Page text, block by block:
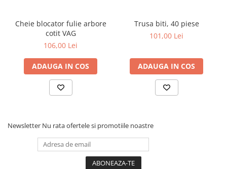
Cheie blocator fulie arbore
cotit VAG
106,00 Lei
ADAUGA IN COS
Trusa biti, 40 piese
101,00 Lei
ADAUGA IN COS
Newsletter Nu rata ofertele si promotiile noastre